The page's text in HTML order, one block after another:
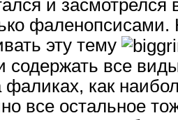
и
эту тему
содержать все
фаликах, как
все остальное